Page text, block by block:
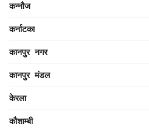
कन्नौज
कर्नाटका
कानपुर नगर
कानपुर मंडल
केरला
कौशाम्बी